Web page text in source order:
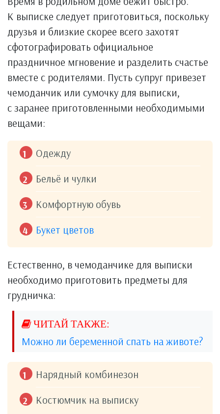
К выписке следует приготовиться, поскольку
друзья и близкие скорее всего захотят
сфотографировать официальное
праздничное мгновение и разделить счастье
вместе с родителями. Пусть супруг привезет
чемоданчик или сумочку для выписки,
с заранее приготовленными необходимыми
вещами:
Одежду
Бельё и чулки
Комфортную обувь
Букет цветов
Естественно, в чемоданчике для выписки
необходимо приготовить предметы для
грудничка:
Можно ли беременной спать на животе?
Нарядный комбинезон
Костюмчик на выписку